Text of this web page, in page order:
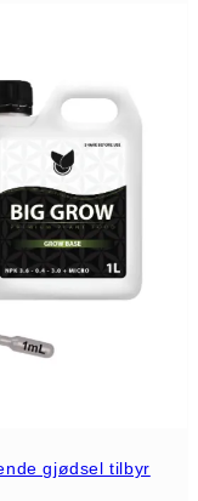
gjødsel tilbyr